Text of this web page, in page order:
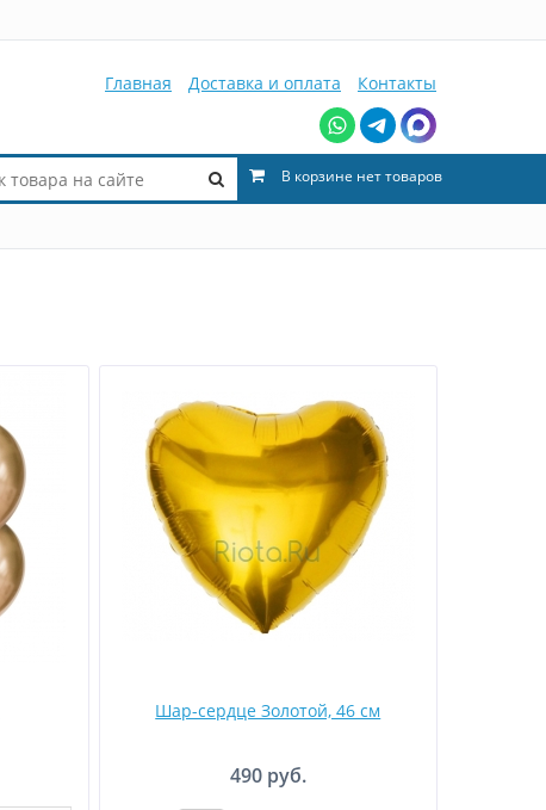
Главная Доставка и оплата Контакты
В корзине нет товаров
Шар-сердце Золотой, 46 см
490 руб.